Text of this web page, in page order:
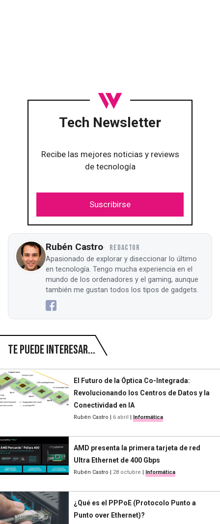
Tech Newsletter
Recibe las mejores noticias y reviews
de tecnología
Suscribirse
Rubén Castro REDACTOR
Apasionado de explorar y diseccionar lo último
en tecnología. Tengo mucha experiencia en el
mundo de los ordenadores y el gaming, aunque
también me gustan todos los tipos de gadgets.
Te puede interesar...
El Futuro de la Óptica Co-Integrada:
Revolucionando los Centros de Datos y la
Conectividad en IA
Rubén Castro | 6 abril | Informática
AMD presenta la primera tarjeta de red
Ultra Ethernet de 400 Gbps
Rubén Castro | 28 octubre | Informática
¿Qué es el PPPoE (Protocolo Punto a
Punto over Ethernet)?